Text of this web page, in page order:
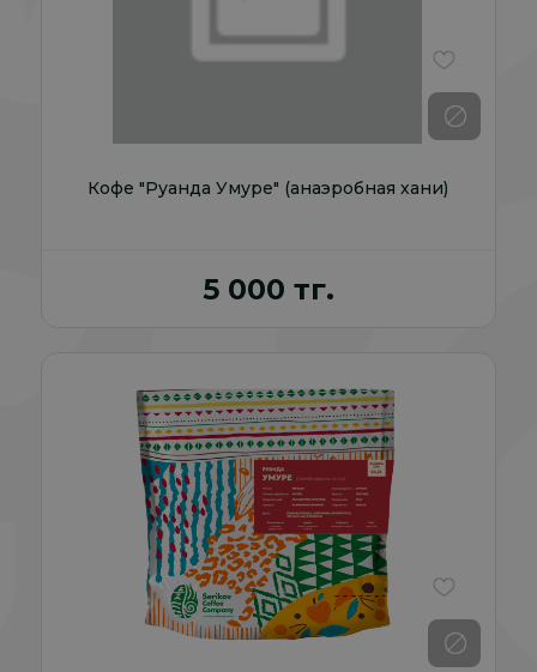
Кофе "Руанда Умуре" (анаэробная хани)
5 000 тг.
В
В